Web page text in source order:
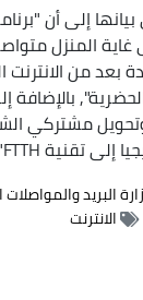
إلى أن
غاية المنزل
بعد من الانترنت
بالإضافة
مشتركي
البريد والمواصلات
الانترنت